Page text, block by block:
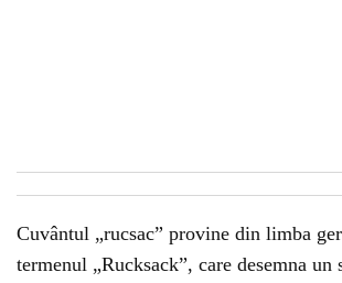
Cuvântul „rucsac” provine din limba
termenul „Rucksack”, care desemna un